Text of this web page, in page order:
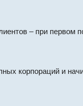
– при первом
корпораций и